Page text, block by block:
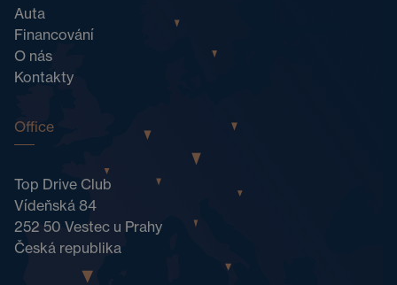
Auta
Financování
O nás
Kontakty
Office
Top Drive Club
Vídeňská 84
252 50 Vestec u Prahy
Česká republika